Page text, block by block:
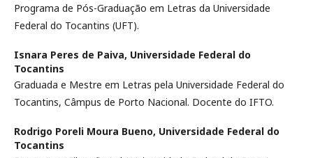
Programa de Pós-Graduação em Letras da Universidade
Federal do Tocantins (UFT).
Isnara Peres de Paiva, Universidade Federal do
Tocantins
Graduada e Mestre em Letras pela Universidade Federal do
Tocantins, Câmpus de Porto Nacional. Docente do IFTO.
Rodrigo Poreli Moura Bueno, Universidade Federal do
Tocantins